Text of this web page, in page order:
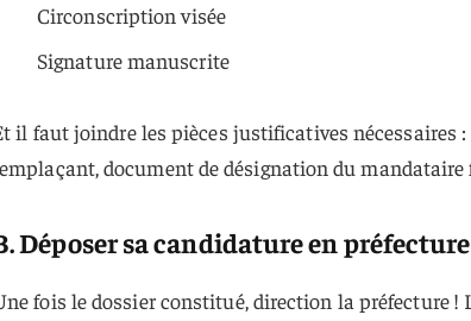
Circonscription visée
Signature manuscrite
il faut joindre les pièces justificatives nécessaires :
document de désignation du
Déposer sa candidature en préfecture
fois le dossier constitué, direction la préfecture !